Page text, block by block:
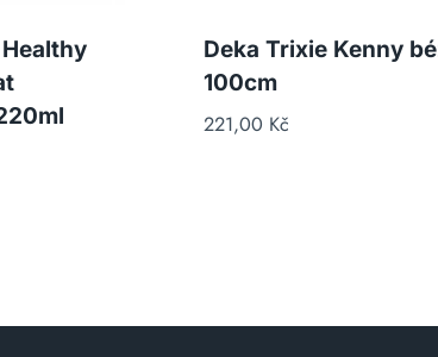
Deka Trixie Kenny
100cm
221,00 Kč